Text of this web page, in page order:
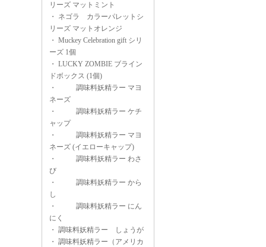
リーズ マットミント
・ ネゴラ カラーパレットシ
リーズ マットオレンジ
・ Muckey Celebration gift シリ
ーズ 1個
・ LUCKY ZOMBIE ブライン
ドボックス (1個)
・
調味料妖精ラー マヨ
ネーズ
・
調味料妖精ラー ケチ
ャップ
・
調味料妖精ラー マヨ
ネーズ (イエローキャップ)
・
調味料妖精ラー わさ
び
・
調味料妖精ラー から
し
・
調味料妖精ラー にん
にく
・ 調味料妖精ラー しょうが
・ 調味料妖精ラー（アメリカ